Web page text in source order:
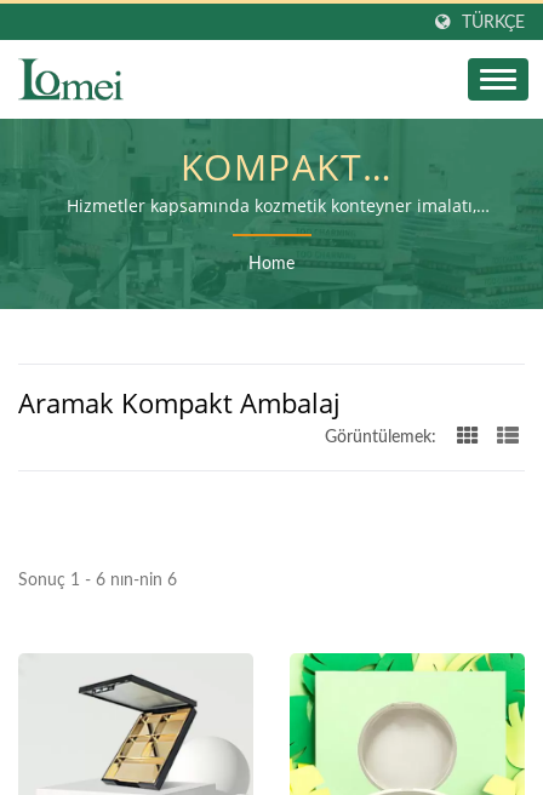
TÜRKÇE
KOMPAKT
AMBALAJARANAN| YEŞIL
GÜZELLIK TEMEL
İHTIYAÇLARI: MARKALAR
VE PANSTICK TÜPLERI |
LOMEI
Hizmetler kapsamında kozmetik konteyner imalatı,
ikincil işleme ve nihai ürün montajı
Home
Aramak Kompakt Ambalaj
Görüntülemek:
Sonuç 1 - 6 nın-nin 6